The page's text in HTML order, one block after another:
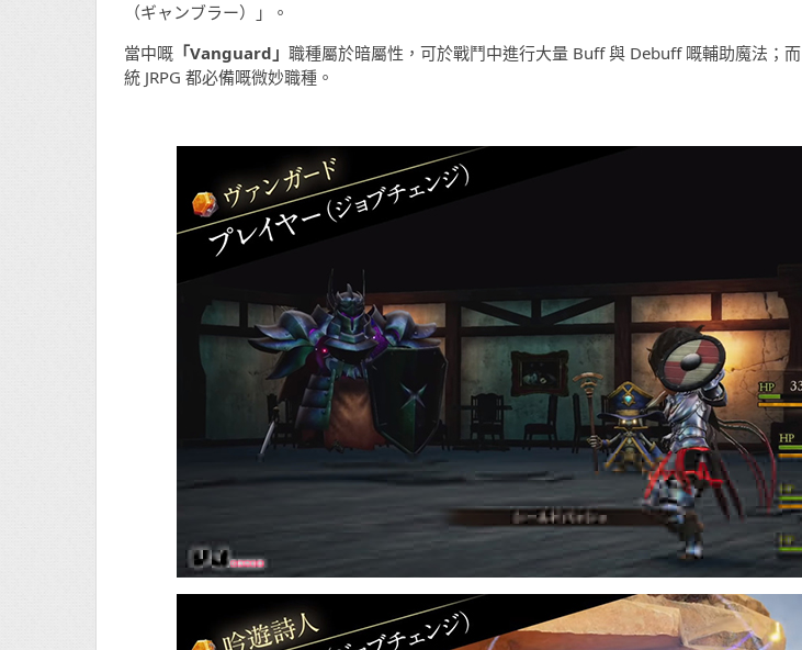
（ギャンブラー）」。
當中嘅 「Vanguard」 職種屬於暗屬性，可於戰鬥中進行大量 Buff 與 Debuff 嘅輔助魔法；而
統 JRPG 都必備嘅微妙職種。